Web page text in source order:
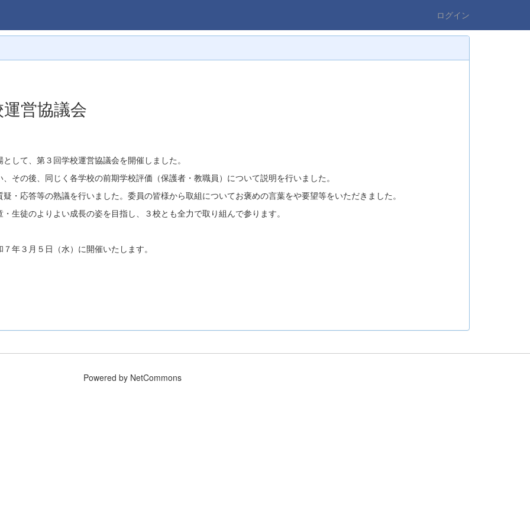
ログイン
営協議会
して、第３回学校運営協議会を開催しました。
その後、同じく各学校の前期学校評価（保護者・教職員）について説明を行いました。
・応答等の熟議を行いました。委員の皆様から取組についてお褒めの言葉をや要望等をいただきました。
生徒のよりよい成長の姿を目指し、３校とも全力で取り組んで参ります。
年３月５日（水）に開催いたします。
Powered by NetCommons